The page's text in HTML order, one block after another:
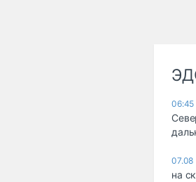
06:45
07.08
на